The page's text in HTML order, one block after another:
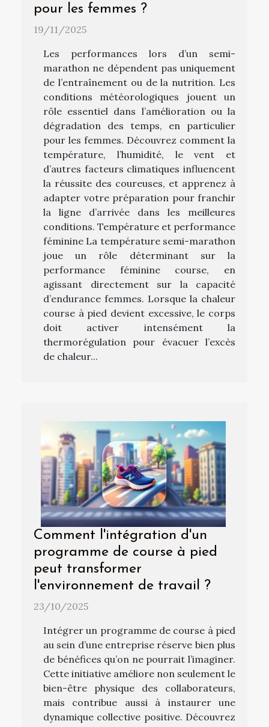
pour les femmes ?
19/11/2025
Les performances lors d’un semi-
marathon ne dépendent pas uniquement
de l’entraînement ou de la nutrition. Les
conditions météorologiques jouent un
rôle essentiel dans l’amélioration ou la
dégradation des temps, en particulier
pour les femmes. Découvrez comment la
température, l’humidité, le vent et
d’autres facteurs climatiques influencent
la réussite des coureuses, et apprenez à
adapter votre préparation pour franchir
la ligne d’arrivée dans les meilleures
conditions. Température et performance
féminine La température semi-marathon
joue un rôle déterminant sur la
performance féminine course, en
agissant directement sur la capacité
d’endurance femmes. Lorsque la chaleur
course à pied devient excessive, le corps
doit activer intensément la
thermorégulation pour évacuer l’excès
de chaleur...
Comment l'intégration d'un
programme de course à pied
peut transformer
l'environnement de travail ?
23/10/2025
Intégrer un programme de course à pied
au sein d’une entreprise réserve bien plus
de bénéfices qu’on ne pourrait l’imaginer.
Cette initiative améliore non seulement le
bien-être physique des collaborateurs,
mais contribue aussi à instaurer une
dynamique collective positive. Découvrez